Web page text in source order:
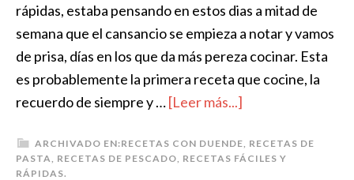
rápidas, estaba pensando en estos dias a mitad de
semana que el cansancio se empieza a notar y vamos
de prisa, días en los que da más pereza cocinar. Esta
es probablemente la primera receta que cocine, la
recuerdo de siempre y …[Leer más...]
ARCHIVADO EN:RECETAS CON DUENDE RECETAS DE
PASTA
RECETAS DE PESCADO RECETAS FÁCILES Y
RÁPIDAS.